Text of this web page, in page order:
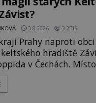
3.8.2026 3.2TIS
Prahy naproti
hradiště
v Čechách.
kdysi
patrné stále. Co